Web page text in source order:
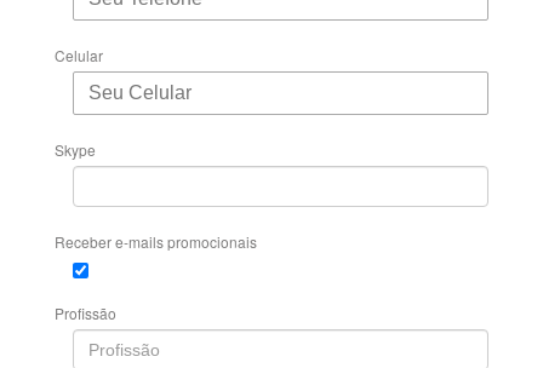
Celular
Skype
Receber e-mails promocionais
Profissão